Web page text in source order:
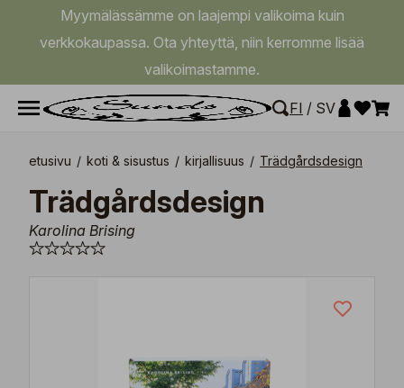
Myymälässämme on laajempi valikoima kuin
verkkokaupassa. Ota yhteyttä, niin kerromme lisää
valikoimastamme.
FI / SV
etusivu / koti & sisustus / kirjallisuus / Trädgårdsdesign
Trädgårdsdesign
Karolina Brising